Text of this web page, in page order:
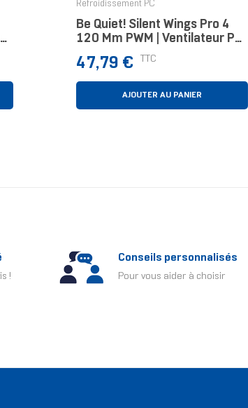
Refroidissement PC
Be Quiet! Silent Wings Pro 4
120 Mm PWM | Ventilateur PC
Prix
47,79 € TTC
AJOUTER AU PANIER
!
Conseils personnalisés
Pour vous aider à choisir